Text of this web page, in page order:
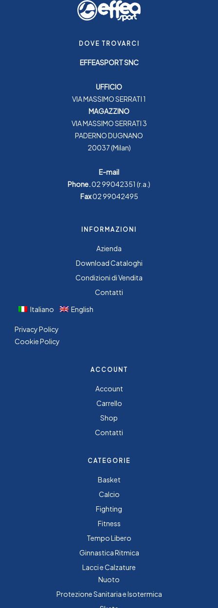
DOVE TROVARCI
EFFEASPORT SNC
UFFICIO
VIA MASSIMO SERRATI 1
MAGAZZINO
VIA MASSIMO SERRATI 3
PADERNO DUGNANO
20037 (Milan)
E-mail
Phone.02 99042351 (r.a.)
Fax02 99042495
INFORMAZIONI
Azienda
Download Cataloghi
Condizioni di Vendita
Contatti
Italiano
English
Privacy Policy
Cookie Policy
ACCOUNT
Account
Carrello
Shop
Contatti
CATEGORIE
Basket
Calcio
Fighting
Fitness
Tempo Libero
Ginnastica Ritmica
Lacci e Calzature
Nuoto
Protezione Sanitaria e Isotermica